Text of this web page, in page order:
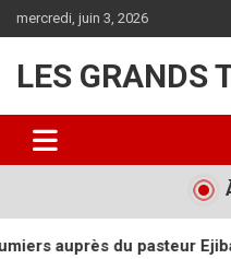
au
mercredi, juin 3, 2026
LES GRANDS
Yamampia pour